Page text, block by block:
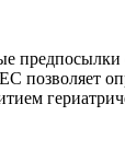
позволяет